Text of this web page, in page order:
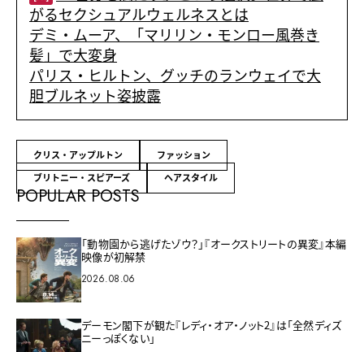
がるセクシュアルウェルネスとは
デミ・ムーア、「マリリン・モンロー風巻き
髪」で大変身
パリス・ヒルトン、グッチのランウェイで大
胆ブルネット姿披露
クリス・アップルトン
ファッション
ブリトニー・スピアーズ
ヘアスタイル
POPULAR POSTS
「動物園から逃げたゾウ？」『オークストリートの異変』本編
映像が初解禁
2026.08.06
デーモン閣下が観た『レディ・オア・ノット2』は「全然ディズ
ニーっぽくない」